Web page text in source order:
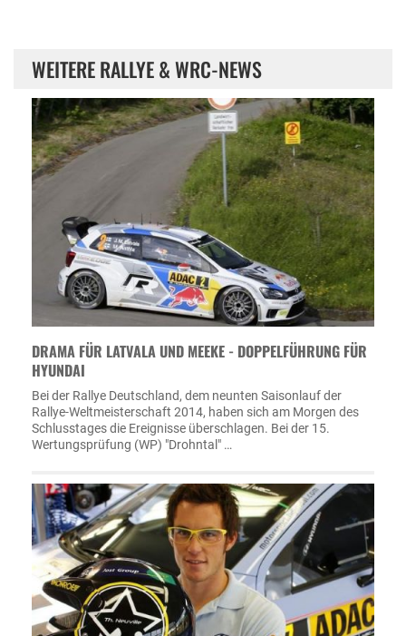
WEITERE RALLYE & WRC-NEWS
DRAMA FÜR LATVALA UND MEEKE - DOPPELFÜHRUNG FÜR
HYUNDAI
Bei der Rallye Deutschland, dem neunten Saisonlauf der
Rallye-Weltmeisterschaft 2014, haben sich am Morgen des
Schlusstages die Ereignisse überschlagen. Bei der 15.
Wertungsprüfung (WP) "Drohntal" …